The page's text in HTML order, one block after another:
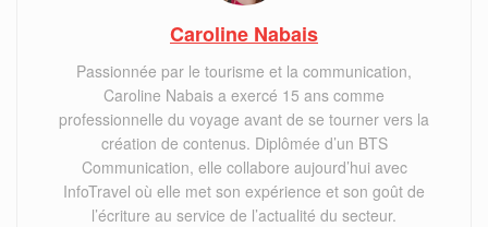
Caroline Nabais
Passionnée par le tourisme et la communication,
Caroline Nabais a exercé 15 ans comme
professionnelle du voyage avant de se tourner vers la
création de contenus. Diplômée d’un BTS
Communication, elle collabore aujourd’hui avec
InfoTravel où elle met son expérience et son goût de
l’écriture au service de l’actualité du secteur.